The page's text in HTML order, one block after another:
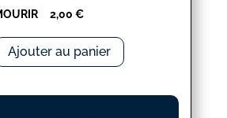
2,00 €
Ajouter au panier